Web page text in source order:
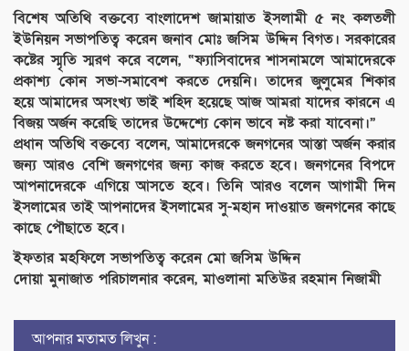
বিশেষ অতিথি বক্তব্যে বাংলাদেশ জামায়াত ইসলামী ৫ নং কলতলী
ইউনিয়ন সভাপতিত্ব করেন জনাব মোঃ জসিম উদ্দিন বিগত। সরকারের
কষ্টের স্মৃতি স্মরণ করে বলেন, “ফ্যাসিবাদের শাসনামলে আমাদেরকে
প্রকাশ্য কোন সভা-সমাবেশ করতে দেয়নি। তাদের জুলুমের শিকার
হয়ে আমাদের অসংখ্য ভাই শহিদ হয়েছে আজ আমরা যাদের কারনে এ
বিজয় অর্জন করেছি তাদের উদ্দেশ্যে কোন ভাবে নষ্ট করা যাবেনা।”
প্রধান অতিথি বক্তব্যে বলেন, আমাদেরকে জনগনের আস্তা অর্জন করার
জন্য আরও বেশি জনগণের জন্য কাজ করতে হবে। জনগনের বিপদে
আপনাদেরকে এগিয়ে আসতে হবে। তিনি আরও বলেন আগামী দিন
ইসলামের তাই আপনাদের ইসলামের সু-মহান দাওয়াত জনগনের কাছে
কাছে পৌছাতে হবে।
ইফতার মহফিলে সভাপতিত্ব করেন মো জসিম উদ্দিন
দোয়া মুনাজাত পরিচালনার করেন, মাওলানা মতিউর রহমান নিজামী
আপনার মতামত লিখুন :